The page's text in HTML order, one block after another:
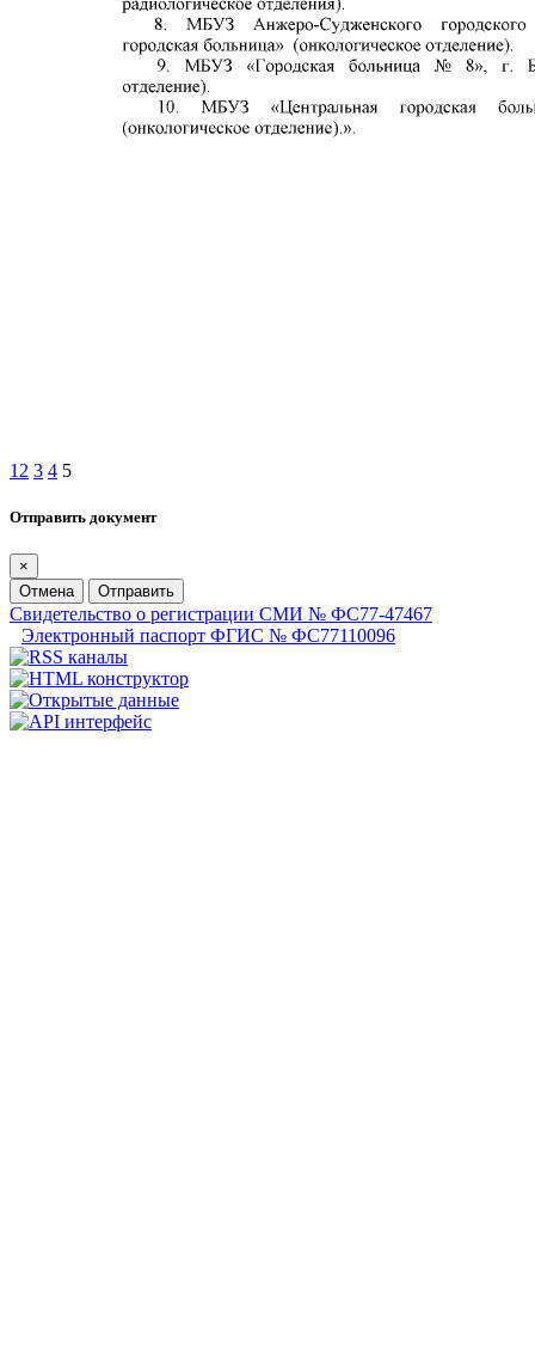
1 2 3 4 5
Отправить документ
×
Отмена
Отправить
Свидетельство о регистрации СМИ № ФС77-47467
Электронный паспорт ФГИС № ФС77110096